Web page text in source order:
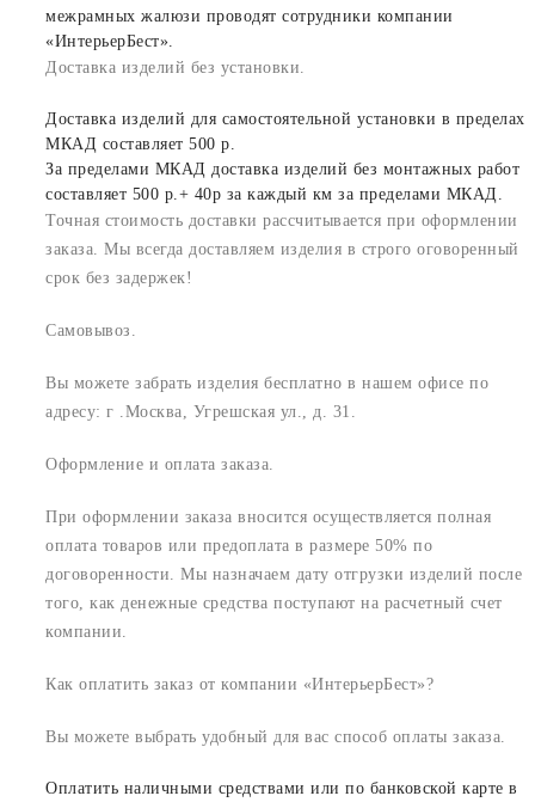
межрамных жалюзи проводят сотрудники компании
«ИнтерьерБест».
Доставка изделий без установки.
Доставка изделий для самостоятельной установки в пределах
МКАД составляет 500 р.
За пределами МКАД доставка изделий без монтажных работ
составляет 500 р.+ 40р за каждый км за пределами МКАД.
Точная стоимость доставки рассчитывается при оформлении
заказа. Мы всегда доставляем изделия в строго оговоренный
срок без задержек!
Самовывоз.
Вы можете забрать изделия бесплатно в нашем офисе по
адресу: г .Москва, Угрешская ул., д. 31.
Оформление и оплата заказа.
При оформлении заказа вносится осуществляется полная
оплата товаров или предоплата в размере 50% по
договоренности. Мы назначаем дату отгрузки изделий после
того, как денежные средства поступают на расчетный счет
компании.
Как оплатить заказ от компании «ИнтерьерБест»?
Вы можете выбрать удобный для вас способ оплаты заказа.
Оплатить наличными средствами или по банковской карте в